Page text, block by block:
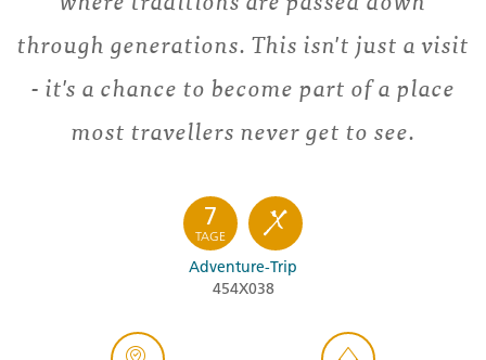
through generations. This isn't just a visit
- it's a chance to become part of a place
most travellers never get to see.
7
TAGE
Adventure-Trip
454X038